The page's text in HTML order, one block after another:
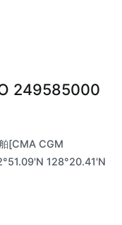
249585000
[CMA CGM
128°20.41'N